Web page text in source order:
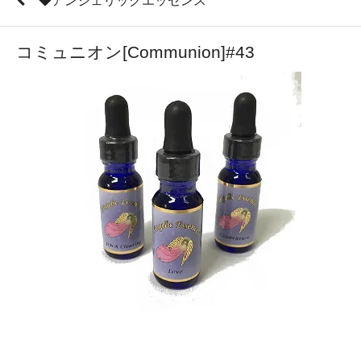
コミュニオン[Communion]#43